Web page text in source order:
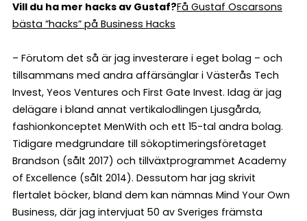
Vill du ha mer hacks av Gustaf?Få Gustaf Oscarsons
bästa ”hacks” på Business Hacks
– Förutom det så är jag investerare i eget bolag – och
tillsammans med andra affärsänglar i Västerås Tech
Invest, Yeos Ventures och First Gate Invest. Idag är jag
delägare i bland annat vertikalodlingen Ljusgårda,
fashionkonceptet MenWith och ett 15-tal andra bolag.
Tidigare medgrundare till sökoptimeringsföretaget
Brandson (sålt 2017) och tillväxtprogrammet Academy
of Excellence (sålt 2014). Dessutom har jag skrivit
flertalet böcker, bland dem kan nämnas Mind Your Own
Business, där jag intervjuat 50 av Sveriges främsta